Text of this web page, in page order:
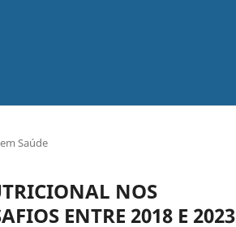
Saúde
NOS
ENTRE 2018 E 2023